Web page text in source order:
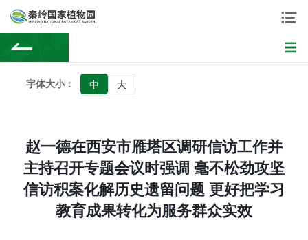
字体大小： 中 大
赵一德在西安市雁塔区调研信访工作并
主持召开专题会议时强调 毫不松劲攻坚
信访积案化解历史遗留问题 更好把学习
教育成果转化为服务群众实效